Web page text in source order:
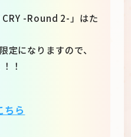
EN
CRY -Round 2-」はた
になりますので、
！
ちら